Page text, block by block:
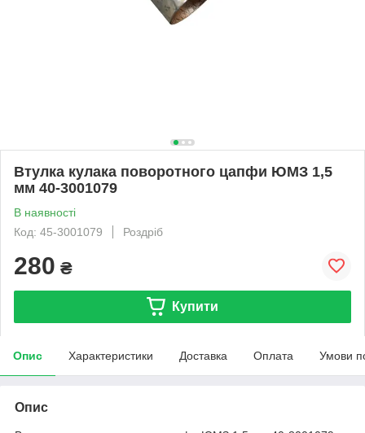
Втулка кулака поворотного цапфи ЮМЗ 1,5
мм 40-3001079
В наявності
Код: 45-3001079
Роздріб
280 ₴
Купити
Опис Характеристики Доставка Оплата Умови
Опис